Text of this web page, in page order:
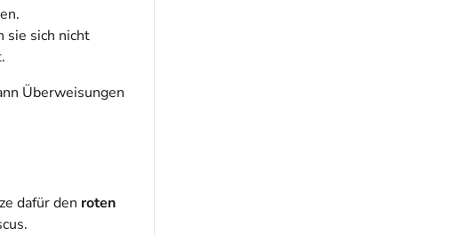
sie sich nicht
Überweisungen
dafür den roten